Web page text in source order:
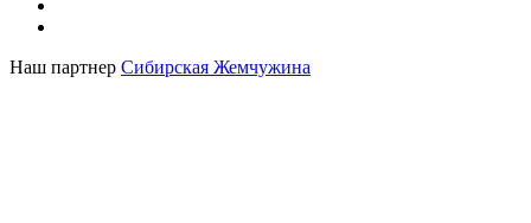
Наш партнер Сибирская Жемчужина